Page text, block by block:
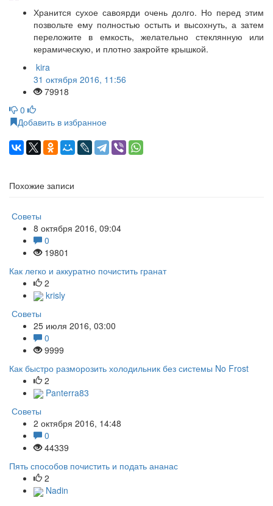
Хранится сухое савоярди очень долго. Но перед этим
позвольте ему полностью остыть и высохнуть, а затем
переложите в емкость, желательно стеклянную или
керамическую, и плотно закройте крышкой.
kira
31 октября 2016, 11:56
79918
0
Добавить в избранное
Похожие записи
Советы
8 октября 2016, 09:04
0
19801
Как легко и аккуратно почистить гранат
2
krisly
Советы
25 июля 2016, 03:00
0
9999
Как быстро разморозить холодильник без системы No Frost
2
Panterra83
Советы
2 октября 2016, 14:48
0
44339
Пять способов почистить и подать ананас
2
Nadin